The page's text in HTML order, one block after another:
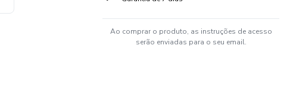
Ao comprar o produto, as instruções de acesso
serão enviadas para o seu email.